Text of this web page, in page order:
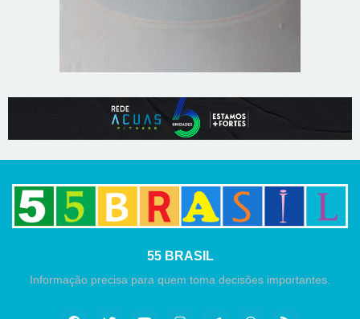
55 BRASIL
Informação precisa para quem toma decisões importantes.